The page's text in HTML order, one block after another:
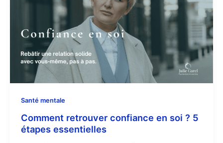
Santé mentale
Comment retrouver confiance en soi ? 5
étapes essentielles